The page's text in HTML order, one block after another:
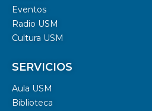
Eventos
Radio USM
Cultura USM
SERVICIOS
Aula USM
Biblioteca